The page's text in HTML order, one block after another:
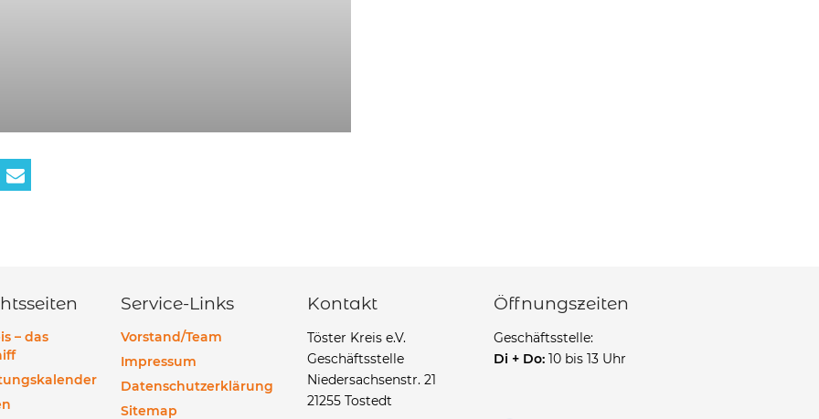
– das
Service-Links
Vorstand/Team
Impressum
Datenschutzerklärung
Sitemap
Kontakt
Töster Kreis e.V.
Geschäftsstelle
Niedersachsenstr. 21
21255 Tostedt
Öffnungszeiten
Geschäftsstelle:
Di + Do: 10 bis 13 Uhr